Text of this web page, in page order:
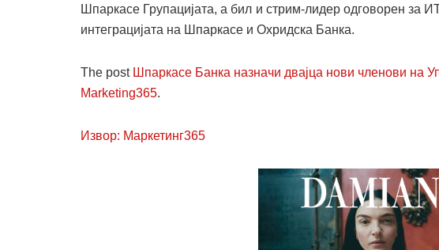
Шпаркасе Групацијата, а бил и стрим-лидер одговорен за
интеграцијата на Шпаркасе и Охридска Банка.
The post Шпаркасе Банка назначи двајца нови членови на
Marketing365.
Извор: Маркетинг365